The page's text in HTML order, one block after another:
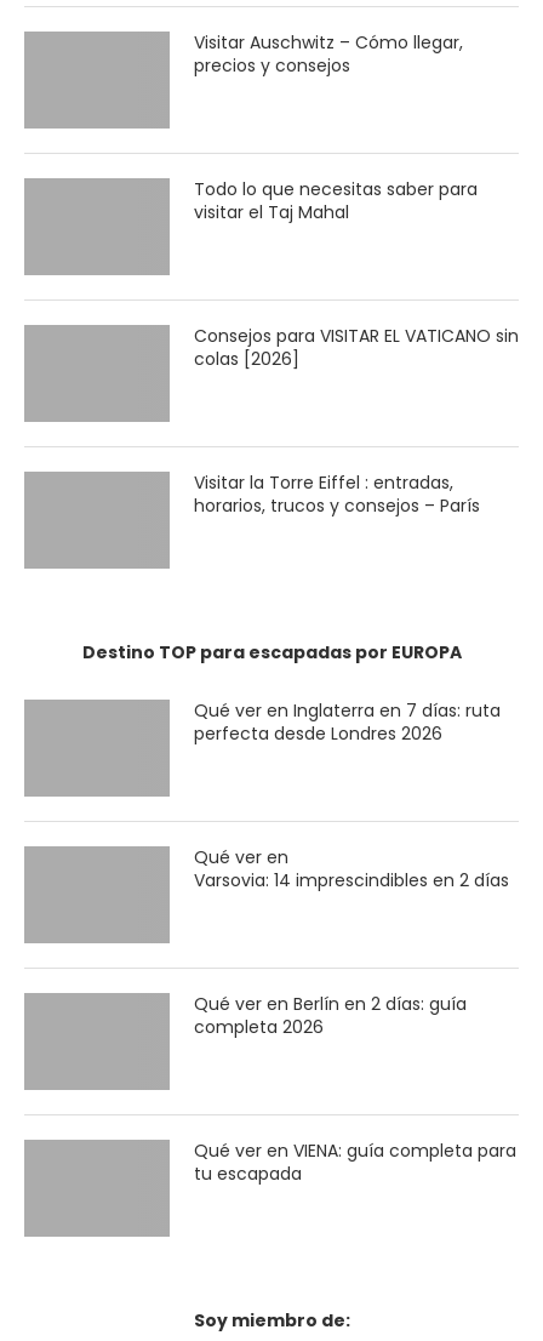
Visitar Auschwitz – Cómo llegar,
precios y consejos
Todo lo que necesitas saber para
visitar el Taj Mahal
Consejos para VISITAR EL VATICANO sin
colas [2026]
Visitar la Torre Eiffel : entradas,
horarios, trucos y consejos – París
Destino TOP para escapadas por EUROPA
Qué ver en Inglaterra en 7 días: ruta
perfecta desde Londres 2026
Qué ver en
Varsovia: 14 imprescindibles en 2 días
Qué ver en Berlín en 2 días: guía
completa 2026
Qué ver en VIENA: guía completa para
tu escapada
Soy miembro de: